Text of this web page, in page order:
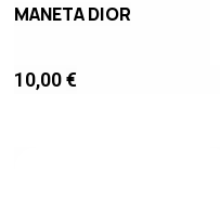
MANETA DIOR
10,00€